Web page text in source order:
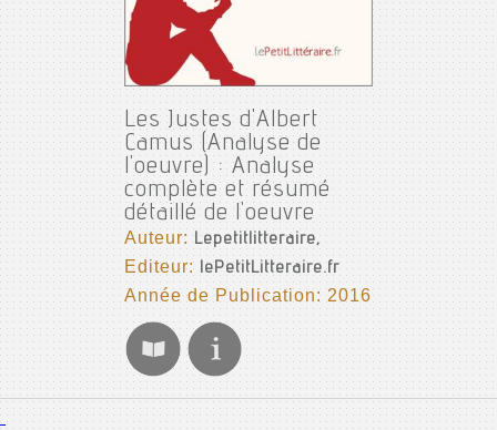
Les Justes d'Albert
Camus (Analyse de
l'oeuvre) : Analyse
complète et résumé
détaillé de l'oeuvre
Auteur:Lepetitlitteraire,
Editeur: lePetitLitteraire.fr
Année de Publication: 2016